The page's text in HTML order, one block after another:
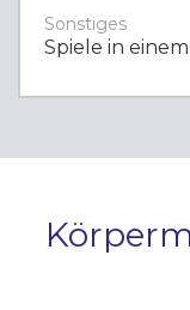
Sonstiges
Spiele in